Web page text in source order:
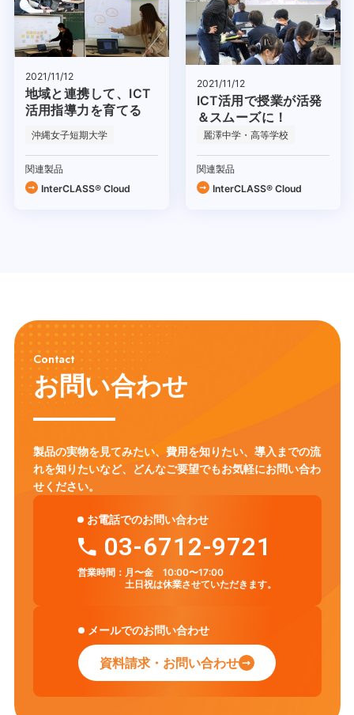
2021/11/12
地域と連携して、ICT
活用指導力を育てる
沖縄女子短期大学
関連製品
InterCLASS® Cloud
2021/11/12
ICT活用で授業が活発
＆スムーズに！
麗澤中学・高等学校
関連製品
InterCLASS® Cloud
Contact
お問い合わせ
製品の実物を見てみたい、費用を知りたい、導入までの流
れを知りたいなど、
どんなご要望でもお気軽にお問い合わ
せください。
お電話でのお問い合わせ
03-6712-9721
営業時間： 月〜金 10:00〜17:00
土日祝は休業させていただきます。
メールでのお問い合わせ
資料請求・お問い合わせ